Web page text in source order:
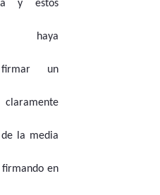
y estos
haya
un
la media
firmando en